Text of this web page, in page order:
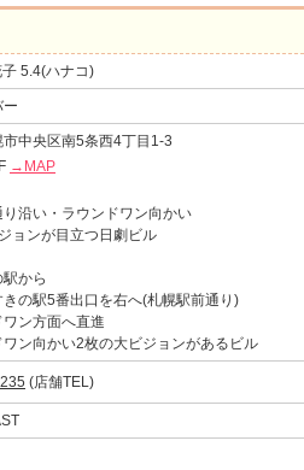
5.4(ハナコ)
ー
中央区南5条西4丁目1-3
→MAP
沿い・ラウンドワン向かい
ョンが目立つ日劇ビル
から
の駅5番出口を右へ(札幌駅前通り)
ン方面へ直進
ン向かい2枚の大ビジョンがあるビル
(店舗TEL)